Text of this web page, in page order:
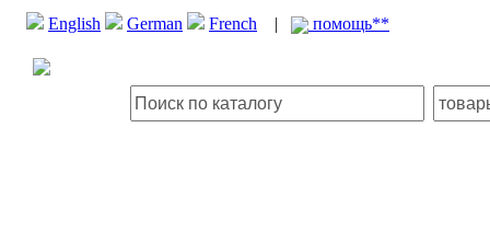
English German French | помощь**